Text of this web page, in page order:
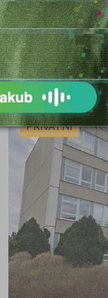
Kroměříž (4)
Kutná Hora (4)
Liberec (7)
Litoměřice (8)
Louny (8)
Mělník (3)
Mladá Boleslav
Most (9)
Náchod (4)
Nový Jičín (8)
Nymburk (7)
Olomouc (13)
DELTA -
s.r.o.
Ke Kamenci
Ředitel: Ing.
PRIVÁTNÍ